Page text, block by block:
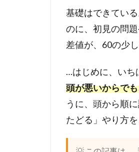
基礎はできてい
のに、初見の問
差値が、60の少
…はじめに、いち
頭が悪いからで
うに、頭から順
たどる」やり方